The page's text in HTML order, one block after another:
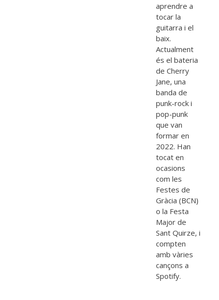
aprendre a
tocar la
guitarra i el
baix.
Actualment
és el bateria
de Cherry
Jane, una
banda de
punk-rock i
pop-punk
que van
formar en
2022. Han
tocat en
ocasions
com les
Festes de
Gràcia (BCN)
o la Festa
Major de
Sant Quirze, i
compten
amb vàries
cançons a
Spotify.